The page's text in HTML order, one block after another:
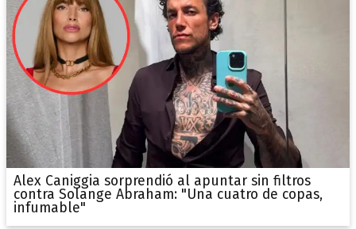
Alex Caniggia sorprendió al apuntar sin filtros
contra Solange Abraham: "Una cuatro de copas,
infumable"